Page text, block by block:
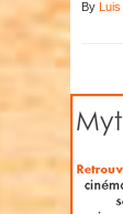
By Luis